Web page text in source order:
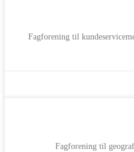
Fagforening til
Fagforening til